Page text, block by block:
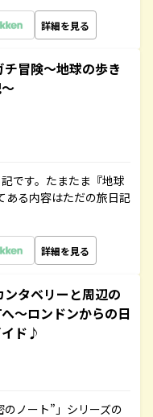
詳細を見る
冒険～地球の歩き
です。たまたま『地球
ある内容はただの旅日記
詳細を見る
タベリーと周辺の
～ロンドンからの日
ド♪
ノート”」シリーズの